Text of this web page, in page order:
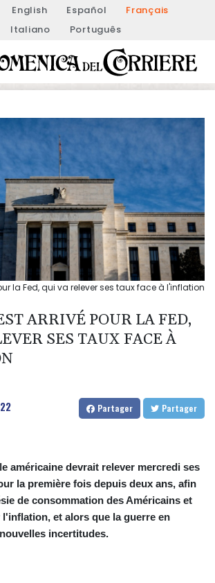
English Español
Français
Italiano
Português
la Fed, qui va relever ses taux face à l'inflation
ARRIVÉ POUR LA FED,
SES TAUX FACE À
Partager Partager
américaine devrait relever mercredi ses
la première fois depuis deux ans, afin
de consommation des Américains et
et alors que la guerre en
incertitudes.